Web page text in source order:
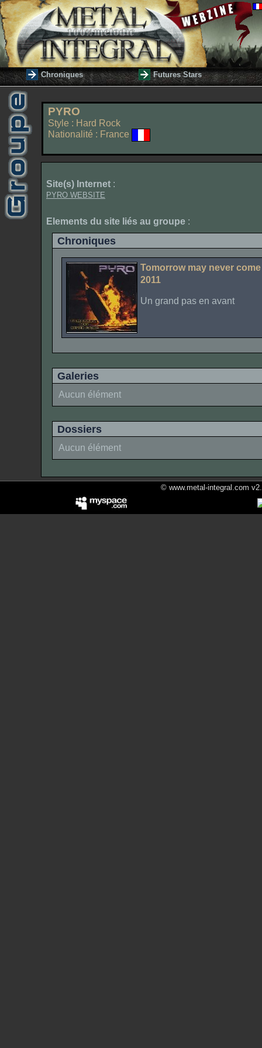
Chroniques Futures Stars
PYRO
Style : Hard Rock
Nationalité : France
Site(s) Internet :
PYRO WEBSITE
Elements du site liés au groupe :
Chroniques
Tomorrow may never come
2011
Un grand pas en avant
Galeries
Aucun élément
Dossiers
Aucun élément
© www.metal-integral.com